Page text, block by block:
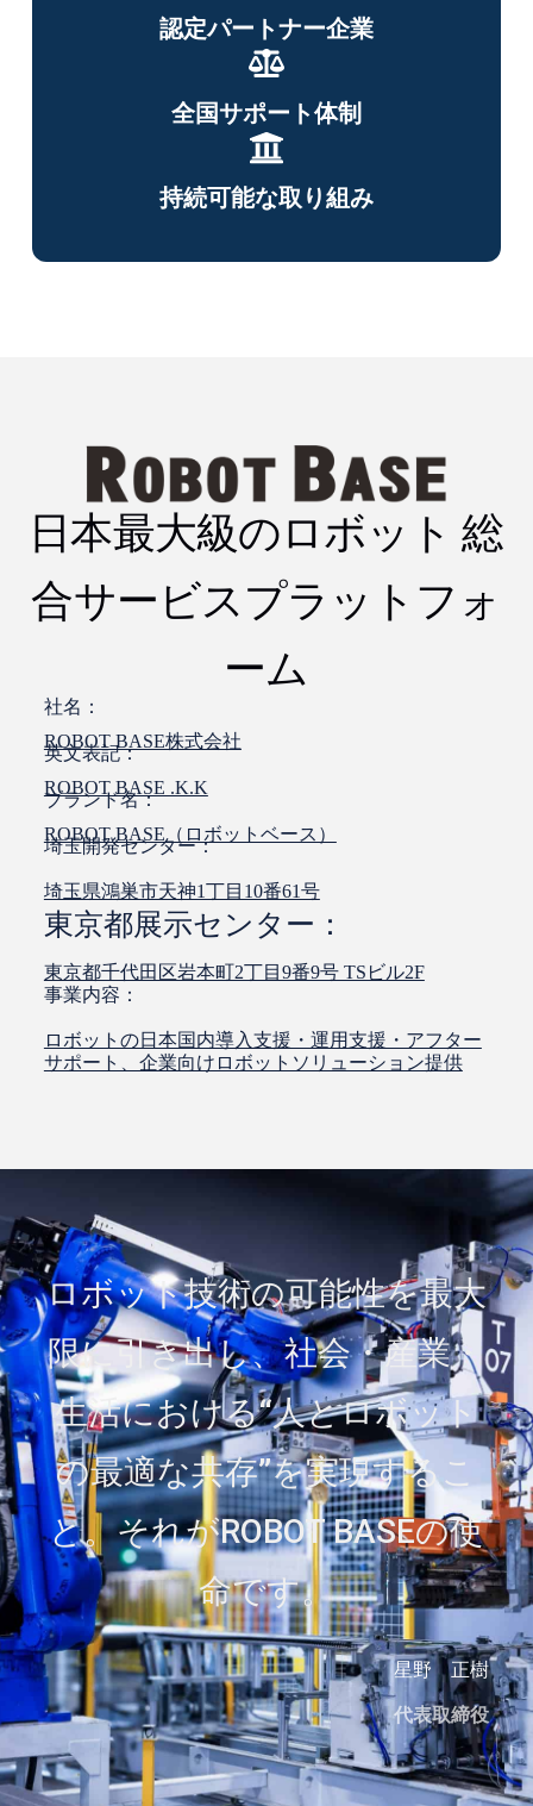
認定パートナー企業
全国サポート体制
持続可能な取り組み
日本最大級のロボット 総
合サービスプラットフォ
ーム
社名：
ROBOT BASE株式会社
英文表記：
ROBOT BASE .K.K
ブランド名：
ROBOT BASE（ロボットベース）
埼玉開発センター：
埼玉県鴻巣市天神1丁目10番61号
東京都展示センター：
東京都千代田区岩本町2丁目9番9号 TSビル2F
事業内容：
ロボットの日本国内導入支援・運用支援・アフター
サポート、企業向けロボットソリューション提供
ロボット技術の可能性を最大
限に引き出し、社会・産業・
生活における“人とロボット
の最適な共存”を実現するこ
と。それがROBOT BASEの使
命です。
星野 正樹
代表取締役